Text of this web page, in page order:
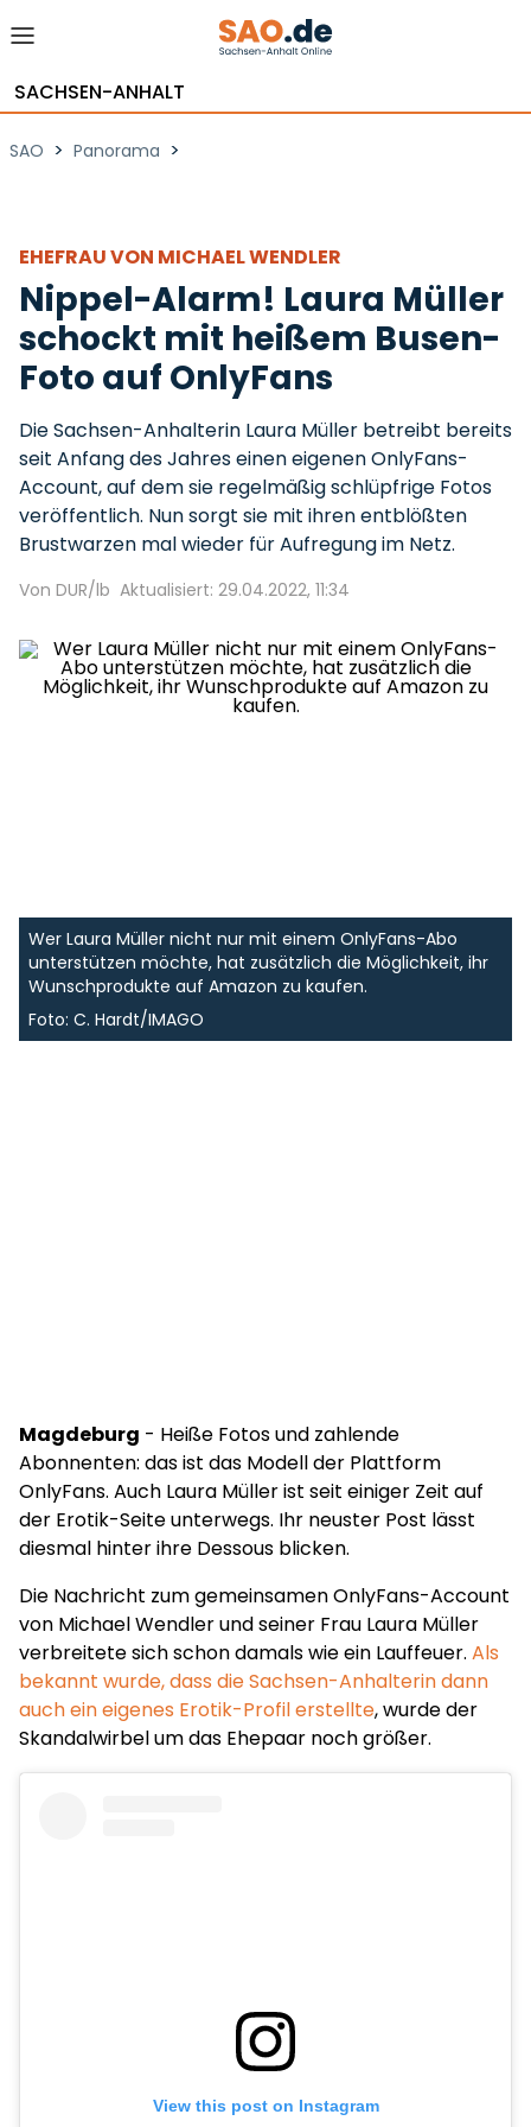
SACHSEN-ANHALT
SAO > Panorama >
EHEFRAU VON MICHAEL WENDLER
Nippel-Alarm! Laura Müller
schockt mit heißem Busen-
Foto auf OnlyFans
Die Sachsen-Anhalterin Laura Müller betreibt bereits
seit Anfang des Jahres einen eigenen OnlyFans-
Account, auf dem sie regelmäßig schlüpfrige Fotos
veröffentlich. Nun sorgt sie mit ihren entblößten
Brustwarzen mal wieder für Aufregung im Netz.
Von DUR/lb Aktualisiert: 29.04.2022, 11:34
Wer Laura Müller nicht nur mit einem OnlyFans-Abo
unterstützen möchte, hat zusätzlich die Möglichkeit, ihr
Wunschprodukte auf Amazon zu kaufen.
Foto: C. Hardt/IMAGO
Magdeburg - Heiße Fotos und zahlende
Abonnenten: das ist das Modell der Plattform
OnlyFans. Auch Laura Müller ist seit einiger Zeit auf
der Erotik-Seite unterwegs. Ihr neuster Post lässt
diesmal hinter ihre Dessous blicken.
Die Nachricht zum gemeinsamen OnlyFans-Account
von Michael Wendler und seiner Frau Laura Müller
verbreitete sich schon damals wie ein Lauffeuer. Als
bekannt wurde, dass die Sachsen-Anhalterin dann
auch ein eigenes Erotik-Profil erstellte, wurde der
Skandalwirbel um das Ehepaar noch größer.
View this post on Instagram